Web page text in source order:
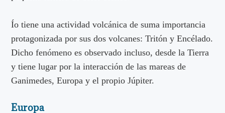
Ío tiene una actividad volcánica de suma importancia
protagonizada por sus dos volcanes: Tritón y Encélado.
Dicho fenómeno es observado incluso, desde la Tierra
y tiene lugar por la interacción de las mareas de
Ganimedes, Europa y el propio Júpiter.
Europa